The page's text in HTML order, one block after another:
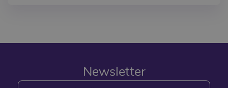
Newsletter